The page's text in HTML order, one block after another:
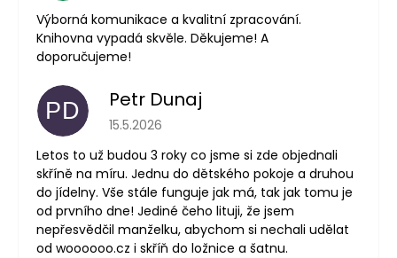
Výborná komunikace a kvalitní zpracování.
Knihovna vypadá skvěle. Děkujeme! A
doporučujeme!
PD Petr Dunaj
Hodnocení obchodu je 5 z 5 hvězdiček.
15.5.2026
Letos to už budou 3 roky co jsme si zde objednali
skříně na míru. Jednu do dětského pokoje a druhou
do jídelny. Vše stále funguje jak má, tak jak tomu je
od prvního dne! Jediné čeho lituji, že jsem
nepřesvědčil manželku, abychom si nechali udělat
od woooooo.cz i skříň do ložnice a šatnu.